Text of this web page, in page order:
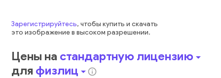
Зарегистрируйтесь, чтобы купить и скачать
это изображениев высоком разрешении.
Цены на стандартную лицензиюarrow_drop_down
для физлицarrow_drop_downinfo_outline